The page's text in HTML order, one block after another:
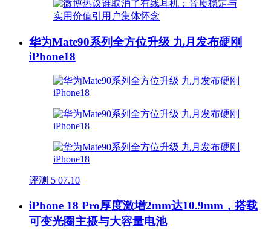
华为Mate90系列全方位升级 九月发布硬刚
iPhone18
评测 5 07.10
iPhone 18 Pro厚度激增2mm达10.9mm，搭载
可变光圈主摄与大容量电池